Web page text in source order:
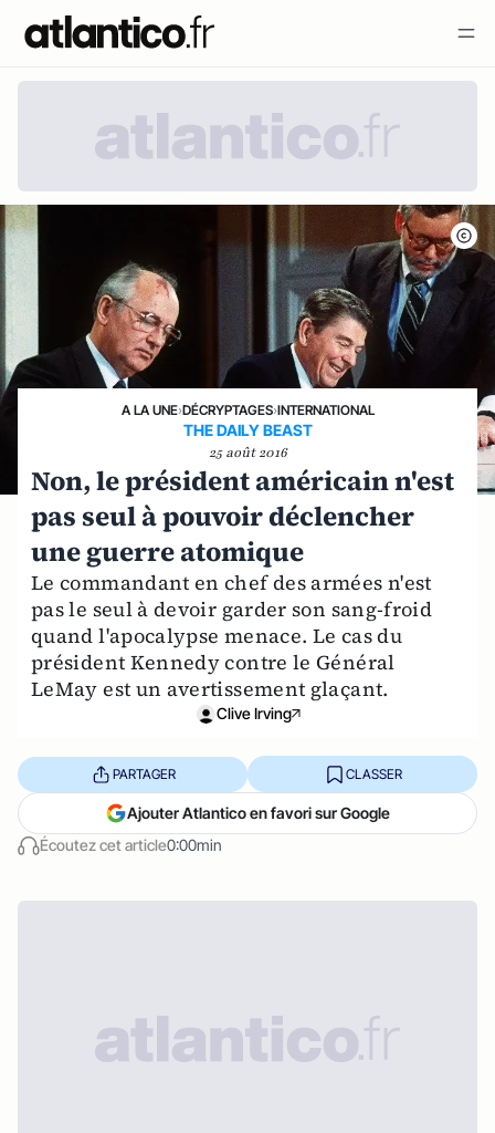
A LA UNE›DÉCRYPTAGES›INTERNATIONAL
THE DAILY BEAST
25 août 2016
Non, le président américain n'est
pas seul à pouvoir déclencher
une guerre atomique
Le commandant en chef des armées n'est
pas le seul à devoir garder son sang-froid
quand l'apocalypse menace. Le cas du
président Kennedy contre le Général
LeMay est un avertissement glaçant.
Clive Irving
Écoutez cet article0:00min
PARTAGER CLASSER
Ajouter Atlantico en favori sur Google